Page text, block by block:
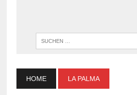
HOME LA PALMA